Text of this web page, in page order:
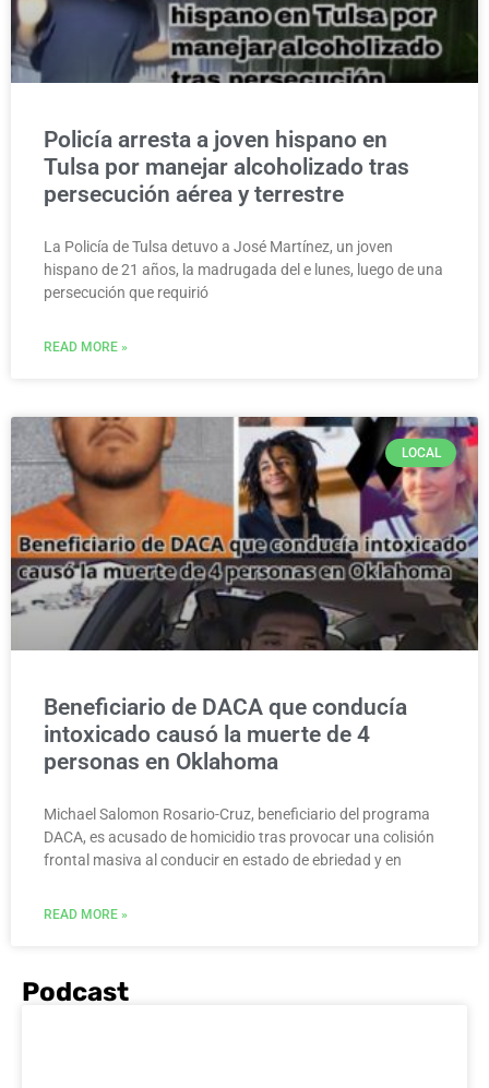
Policía arresta a joven hispano en
Tulsa por manejar alcoholizado tras
persecución aérea y terrestre
La Policía de Tulsa detuvo a José Martínez, un joven
hispano de 21 años, la madrugada del e lunes, luego de una
persecución que requirió
READ MORE »
LOCAL
Beneficiario de DACA que conducía
intoxicado causó la muerte de 4
personas en Oklahoma
Michael Salomon Rosario-Cruz, beneficiario del programa
DACA, es acusado de homicidio tras provocar una colisión
frontal masiva al conducir en estado de ebriedad y en
READ MORE »
Podcast